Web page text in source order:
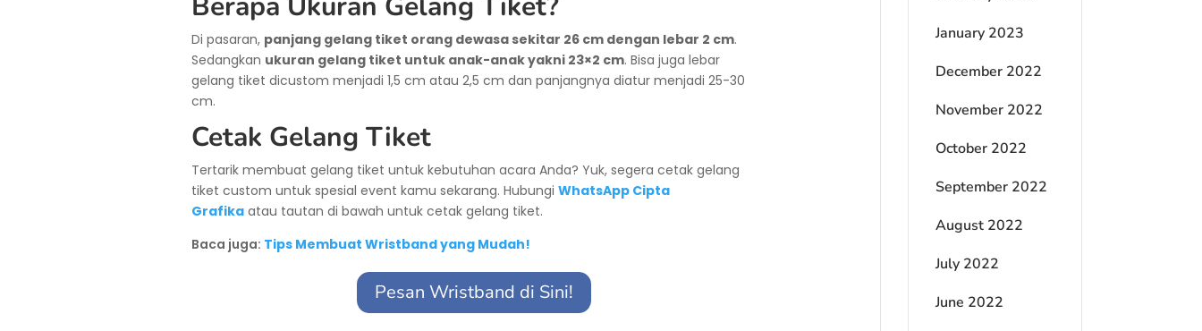
Di pasaran, panjang gelang tiket orang dewasa sekitar 26 cm dengan lebar 2 cm.
Sedangkan ukuran gelang tiket untuk anak-anak yakni 23×2 cm. Bisa juga lebar
gelang tiket dicustom menjadi 1,5 cm atau 2,5 cm dan panjangnya diatur menjadi 25-30
cm.
Cetak Gelang Tiket
Tertarik membuat gelang tiket untuk kebutuhan acara Anda? Yuk, segera cetak gelang
tiket custom untuk spesial event kamu sekarang. Hubungi WhatsApp Cipta
Grafikaatau tautan di bawah untuk cetak gelang tiket.
Baca juga: Tips Membuat Wristband yang Mudah!
Pesan Wristband di Sini!
January 2023
December 2022
November 2022
October 2022
September 2022
August 2022
July 2022
June 2022